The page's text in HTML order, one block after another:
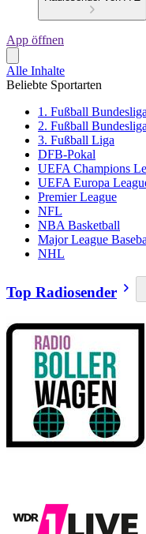
App öffnen
Alle Inhalte
Beliebte Sportarten
1. Fußball Bundesliga
2. Fußball Bundesliga
3. Fußball Liga
DFB-Pokal
UEFA Champions
UEFA Europa
Premier League
NFL
NBA Basketball
Major League
NHL
Top Radiosender